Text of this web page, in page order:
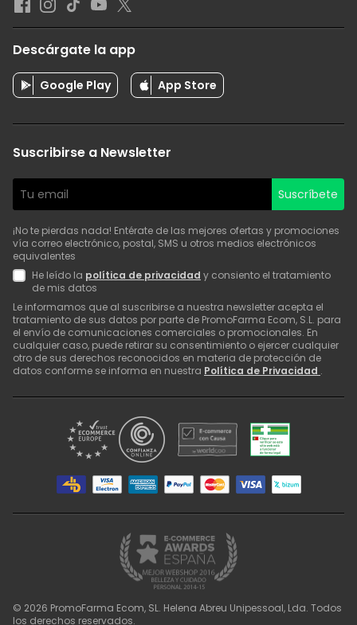
Descárgate la app
Google Play App Store
Suscribirse a Newsletter
Suscríbete
¡No te pierdas nada! Entérate de las mejores ofertas y promociones
vía correo electrónico, postal, SMS u otros medios electrónicos
equivalentes
He leído la política de privacidad y consiento el tratamiento
de mis datos
Le informamos que al suscribirse a nuestra newsletter acepta el
tratamiento de sus datos por parte de PromoFarma Ecom, S.L. para
el envío de comunicaciones comerciales o promocionales. En
cualquier caso, puede retirar su consentimiento o ejercer cualquier
otro de sus derechos reconocidos en materia de protección de
datos conforme se informa en nuestra Política de Privacidad .
© 2026 PromoFarma Ecom, SL. Helena Abreu Unipessoal, Lda. Todos
los derechos reservados.